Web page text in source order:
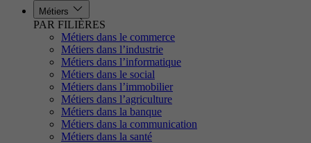
Métiers
PAR FILIÈRES
Métiers dans le commerce
Métiers dans l’industrie
Métiers dans l’informatique
Métiers dans le social
Métiers dans l’immobilier
Métiers dans l’agriculture
Métiers dans la banque
Métiers dans la communication
Métiers dans la santé